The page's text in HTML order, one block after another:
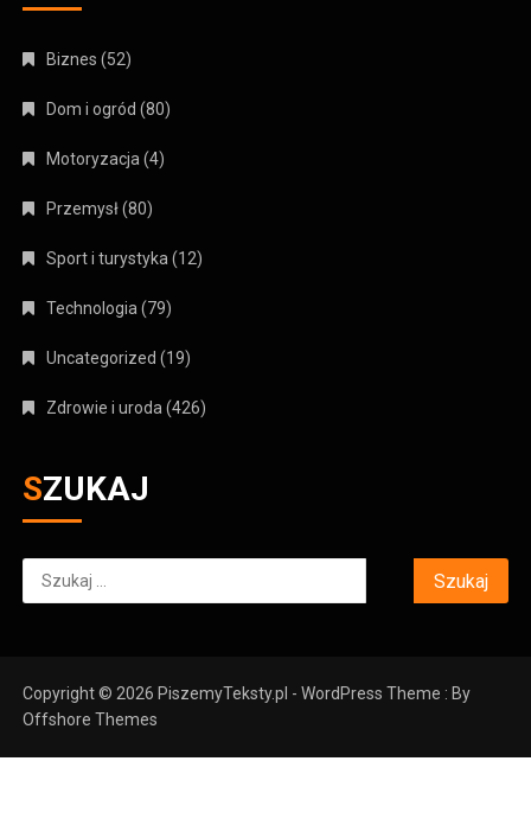
Biznes (52)
Dom i ogród (80)
Motoryzacja(4)
Przemysł(80)
Sport i turystyka(12)
Technologia(79)
Uncategorized (19)
Zdrowie i uroda(426)
SZUKAJ
Szukaj:
Copyright © 2026 PiszemyTeksty.pl - WordPress Theme : By
Offshore Themes